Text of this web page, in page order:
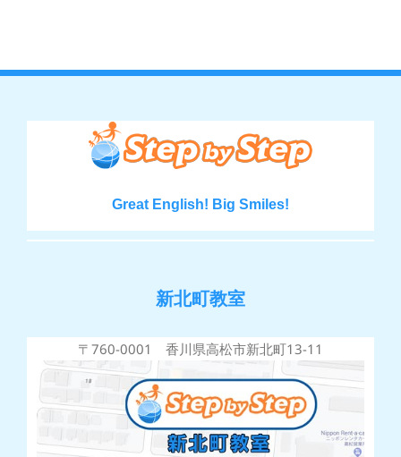
Great English! Big Smiles!
新北町教室
〒760-0001 香川県高松市新北町13-11